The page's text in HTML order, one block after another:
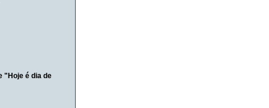
"Hoje é dia de